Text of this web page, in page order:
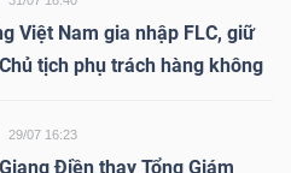
Việt Nam gia nhập FLC, giữ
tịch phụ trách hàng không
29/07 16:23
Điền thay Tổng Giám